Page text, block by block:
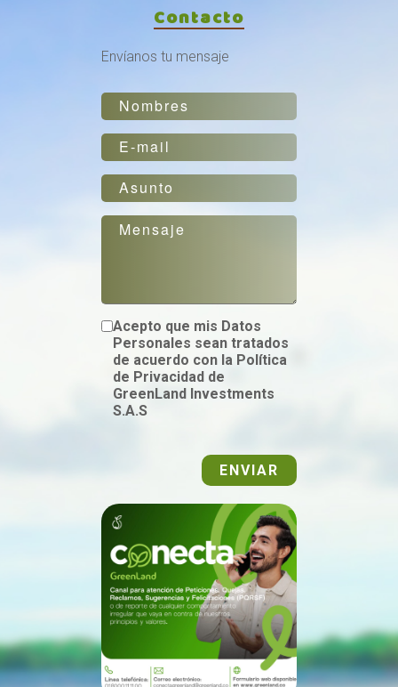
Contacto
Envíanos tu mensaje
Acepto que mis Datos
Personales sean tratados
de acuerdo con la Política
de Privacidad de
GreenLand Investments
S.A.S
ENVIAR